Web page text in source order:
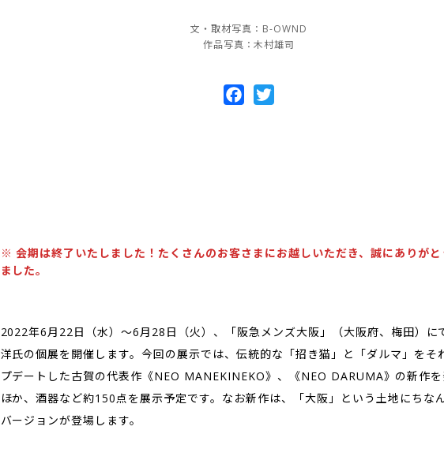
文・取材写真：B-OWND
作品写真：木村雄司
Facebook
※ 会期は終了いたしました！たくさんのお客さまにお越しいただき、誠にありがと
ました。
2022年6月22日（水）〜6月28日（火）、「阪急メンズ大阪」（大阪府、梅田）に
洋氏の個展を開催します。今回の展示では、伝統的な「招き猫」と「ダルマ」をそ
プデートした古賀の代表作《NEO MANEKINEKO》、《NEO DARUMA》の新作を
ほか、酒器など約150点を展示予定です。なお新作は、「大阪」という土地にちな
バージョンが登場します。